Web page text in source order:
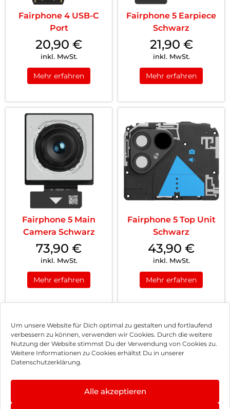
Um unsere Website für Dich optimal zu gestalten und fortlaufend
verbessern zu können, verwenden wir Cookies. Durch die weitere
Nutzung der Website stimmst Du der Verwendung von Cookies zu.
Weitere Informationen zu Cookies erhältst Du in unserer
Datenschutzerklärung.
Alle akzeptieren
Fairphone 4 USB-C
Port
20,90 €
inkl. MwSt.
Mehr erfahren
Fairphone 5 Earpiece
Schwarz
21,90 €
inkl. MwSt.
Mehr erfahren
Fairphone 5 Main
Camera Schwarz
73,90 €
inkl. MwSt.
Mehr erfahren
Fairphone 5 Top Unit
Schwarz
43,90 €
inkl. MwSt.
Mehr erfahren
1 2 3 Nächste
Impressum